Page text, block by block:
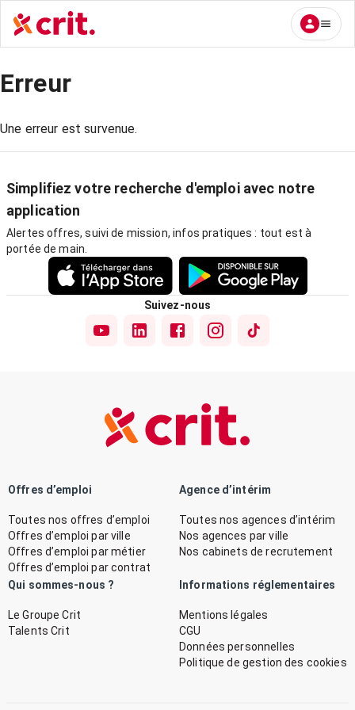
Erreur
Une erreur est survenue.
Simplifiez votre recherche d'emploi avec notre
application
Alertes offres, suivi de mission, infos pratiques : tout est à
portée de main.
Suivez-nous
Offres d’emploi
Toutes nos offres d’emploi
Offres d’emploi par ville
Offres d’emploi par métier
Offres d’emploi par contrat
Agence d’intérim
Toutes nos agences d’intérim
Nos agences par ville
Nos cabinets de recrutement
Qui sommes-nous ?
Le Groupe Crit
Talents Crit
Informations réglementaires
Mentions légales
CGU
Données personnelles
Politique de gestion des cookies